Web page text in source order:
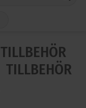
TILLBEHÖR
TILLBEHÖR